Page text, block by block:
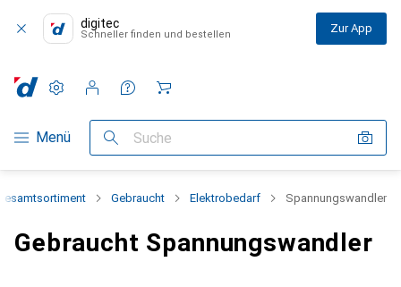
digitec
Schneller finden und bestellen Zur App
Navigation nach Kategorien
Menü Suche
Einstellungen
Kundenkonto
Vergleichslisten
Merklisten
Warenkorb
Gebraucht Elektrobedarf Spannungswandler
Gebraucht Spannungswandler